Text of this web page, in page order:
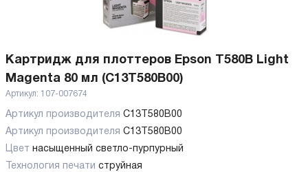
Картридж для плоттеров Epson T580B Light
Magenta 80 мл (C13T580B00)
Артикул: 107-007674
Артикул производителя C13T580B00
Артикул производителя C13T580B00
Цвет насыщенный светло-пурпурный
Технология печати струйная